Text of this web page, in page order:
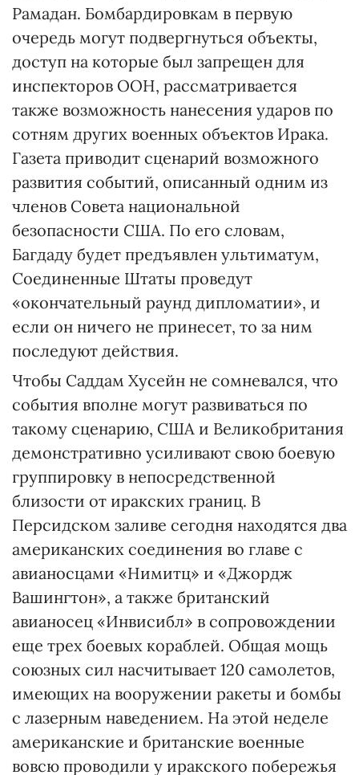
Рамадан. Бомбардировкам в первую
очередь могут подвергнуться объекты,
доступ на которые был запрещен для
инспекторов ООН, рассматривается
также возможность нанесения ударов по
сотням других военных объектов Ирака.
Газета приводит сценарий возможного
развития событий, описанный одним из
членов Совета национальной
безопасности США. По его словам,
Багдаду будет предъявлен ультиматум,
Соединенные Штаты проведут
«окончательный раунд дипломатии», и
если он ничего не принесет, то за ним
последуют действия.
Чтобы Саддам Хусейн не сомневался, что
события вполне могут развиваться по
такому сценарию, США и Великобритания
демонстративно усиливают свою боевую
группировку в непосредственной
близости от иракских границ. В
Персидском заливе сегодня находятся два
американских соединения во главе с
авианосцами «Нимитц» и «Джордж
Вашингтон», а также британский
авианосец «Инвисибл» в сопровождении
еще трех боевых кораблей. Общая мощь
союзных сил насчитывает 120 самолетов,
имеющих на вооружении ракеты и бомбы
с лазерным наведением. На этой неделе
американские и британские военные
вовсю проводили у иракского побережья